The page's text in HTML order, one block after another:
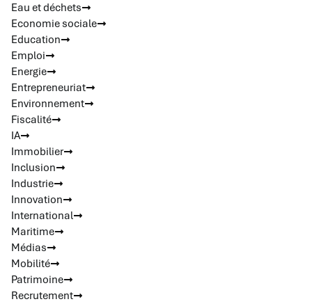
Eau et déchets
Economie sociale
Education
Emploi
Energie
Entrepreneuriat
Environnement
Fiscalité
IA
Immobilier
Inclusion
Industrie
Innovation
International
Maritime
Médias
Mobilité
Patrimoine
Recrutement